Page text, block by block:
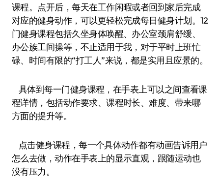
课程。点开后，每天在工作闲暇或者回到家后完成
对应的健身动作，可以更轻松完成每日健身计划。12
门健身课程包括久坐身体唤醒、办公室颈肩舒缓、
办公族工间操等，不止适用于我，对于平时上班忙
碌、时间有限的“打工人”来说，都是实用且应景的。
具体到每一门健身课程，在手表上可以之间查看课
程详情，包括动作要求、课程时长、难度、带来哪
方面的提升等。
点击健身课程，每一个具体动作都有动画告诉用户
怎么去做，动作在手表上的显示直观，跟随运动也
没有压力。